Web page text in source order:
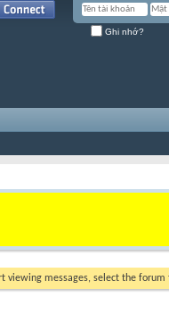
Ghi nhớ?
viewing messages, select the